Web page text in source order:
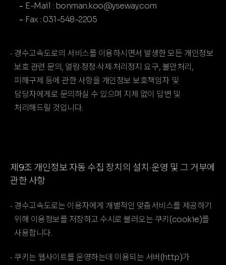
E-Mail : bonman.koo@yseway.com
Fax : 031-548-2205
경수고속도로의 서비스를 이용하시면서 발생한 모든 개인정보
보호 관련 문의, 열람·정정·삭제·처리정지 요구, 불만처리,
피해구제 등에 관한 사항을 개인정보 보호책임자 및
담당자에게로 문의하실 수 있으며 지체 없이 답변 및
처리해드릴 것입니다.
제9조 개인정보 자동 수집 장치의 설치·운영 및 그 거부에
관한 사항
경수고속도로는 이용자에게 개별적인 맞춤서비스를 제공하기
위해 이용정보를 저장하고 수시로 불러오는 쿠키(cookie)를
사용합니다.
쿠키는 웹사이트를 운영하는데 이용되는 서버(http)가